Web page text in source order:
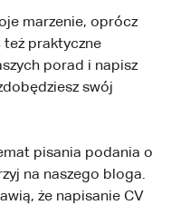
marzenie, oprócz
też praktyczne
porad i napisz
swój
pisania podania o
na naszego bloga.
że napisanie CV